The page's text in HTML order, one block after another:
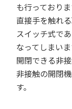
も行っており
直接手を触れ
スイッチ式で
なってしまい
開閉できる非
非接触の開閉
す。